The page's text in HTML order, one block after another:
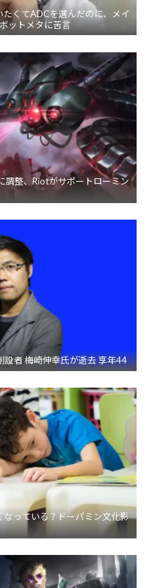
くてADCを選んだのに、メイ
ットメタに苦言
調整、Riotがサポートローミン
者 梅崎伸幸氏が逝去 享年44
っている？ドーパミン文化影